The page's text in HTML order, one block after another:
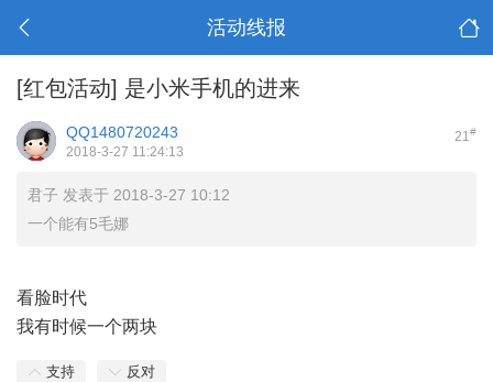
活动线报
[红包活动] 是小米手机的进来
21#
QQ1480720243
2018-3-27 11:24:13
君子 发表于 2018-3-27 10:12
一个能有5毛娜
看脸时代
我有时候一个两块
支持 反对